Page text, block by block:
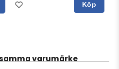
Köp
varumärke